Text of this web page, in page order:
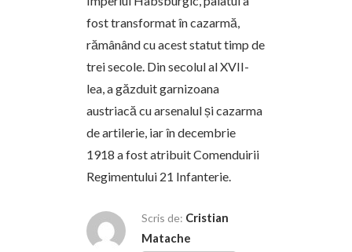
fost transformat în cazarmă,
rămânând cu acest statut timp de
trei secole. Din secolul al XVII-
lea, a găzduit garnizoana
austriacă cu arsenalul și cazarma
de artilerie, iar în decembrie
1918 a fost atribuit Comenduirii
Regimentului 21 Infanterie.
Scris de: Cristian
Matache